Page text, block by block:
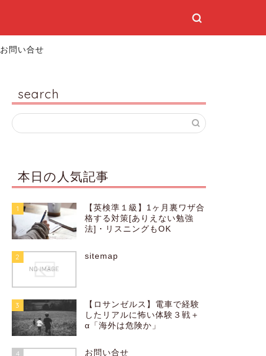
お問い合せ
search
本日の人気記事
1
【英検準１級】1ヶ月裏ワザ合
格する対策[ありえない勉強
法]・リスニングもOK
2 sitemap
3
【ロサンゼルス】電車で経験
したリアルに怖い体験３戦＋
α「海外は危険か」
4 お問い合せ